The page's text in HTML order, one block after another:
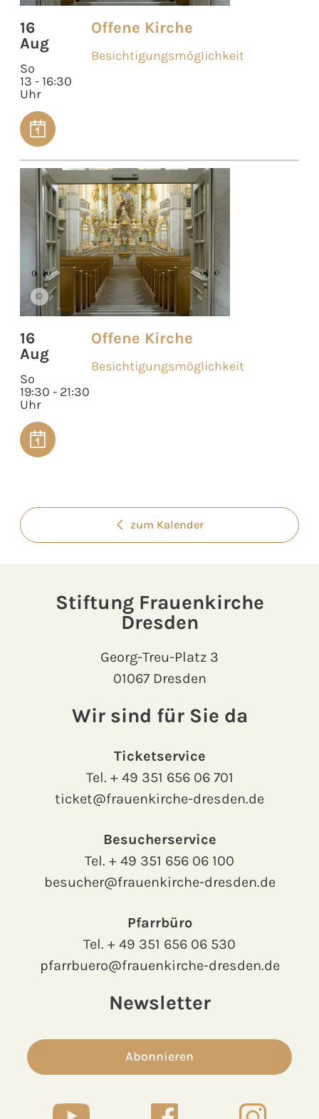
16
Aug
So
13 - 16:30
Uhr
Offene Kirche
Besichtigungsmöglichkeit
©
16
Aug
So
19:30 - 21:30
Uhr
Offene Kirche
Besichtigungsmöglichkeit
zum Kalender
Stiftung Frauenkirche
Dresden
Georg-Treu-Platz 3
01067 Dresden
Wir sind für Sie da
Ticketservice
Tel. + 49 351 656 06 701
ticket@frauenkirche-dresden.de
Besucherservice
Tel. + 49 351 656 06 100
besucher@frauenkirche-dresden.de
Pfarrbüro
Tel. + 49 351 656 06 530
pfarrbuero@frauenkirche-dresden.de
Newsletter
Abonnieren